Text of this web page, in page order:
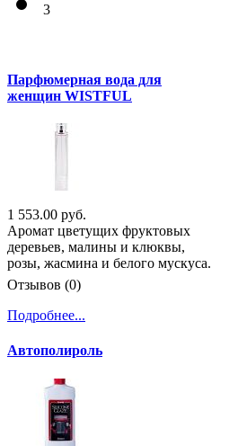
3
Парфюмерная вода для
женщин WISTFUL
1 553.00 руб.
Аромат цветущих фруктовых
деревьев, малины и клюквы,
розы, жасмина и белого мускуса.
Отзывов (0)
Подробнее...
Автополироль